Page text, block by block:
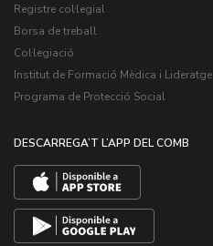
Registre col·legial
Borsa de treball
Col·legiació
Institut de Formació Mèdica i Lideratge
Programa de Protecció Social
DESCARREGA’T L’APP DEL COMB